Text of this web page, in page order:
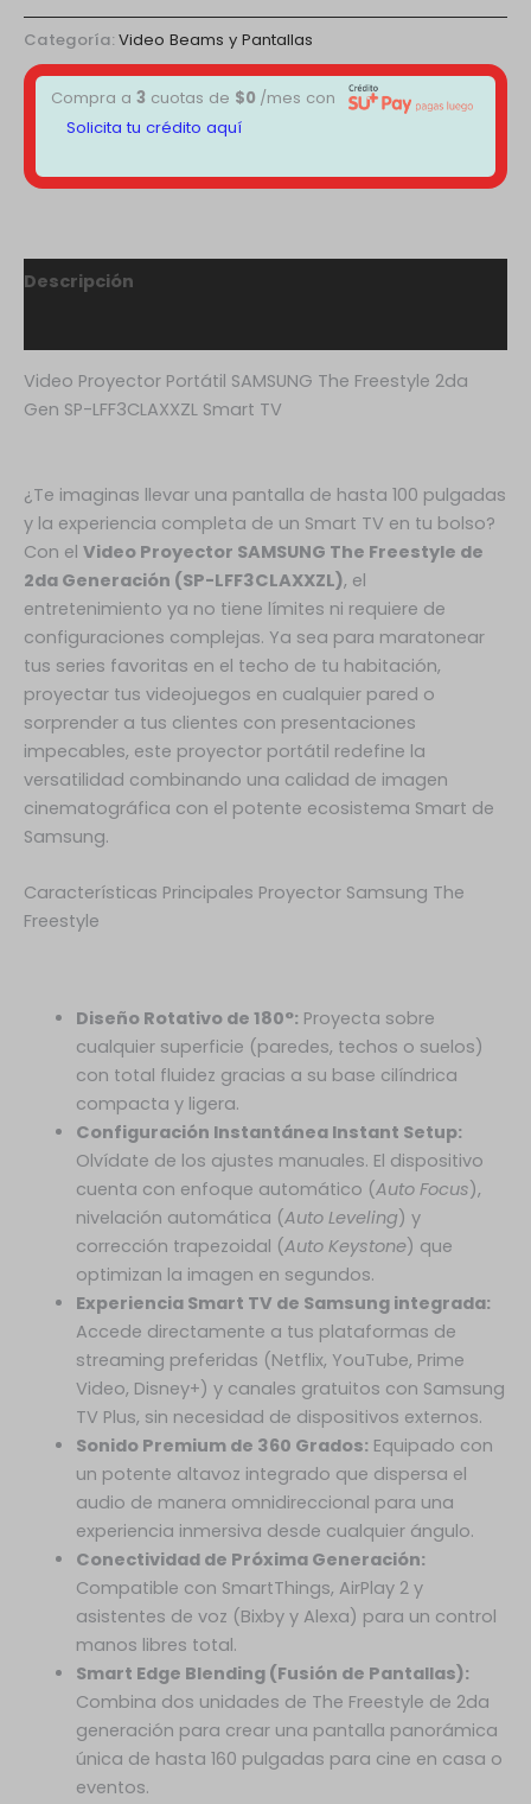
Categoría: Video Beams y Pantallas
Compra a3 cuotas de $0 /mes con
Solicita tu crédito aquí
Descripción
Video Proyector Portátil SAMSUNG The Freestyle 2da
Gen SP-LFF3CLAXXZL Smart TV
¿Te imaginas llevar una pantalla de hasta 100 pulgadas
y la experiencia completa de un Smart TV en tu bolso?
Con el Video Proyector SAMSUNG The Freestyle de
2da Generación (SP-LFF3CLAXXZL), el
entretenimiento ya no tiene límites ni requiere de
configuraciones complejas. Ya sea para maratonear
tus series favoritas en el techo de tu habitación,
proyectar tus videojuegos en cualquier pared o
sorprender a tus clientes con presentaciones
impecables, este proyector portátil redefine la
versatilidad combinando una calidad de imagen
cinematográfica con el potente ecosistema Smart de
Samsung.
Características Principales Proyector Samsung The
Freestyle
Diseño Rotativo de 180°: Proyecta sobre
cualquier superficie (paredes, techos o suelos)
con total fluidez gracias a su base cilíndrica
compacta y ligera.
Configuración Instantánea Instant Setup:
Olvídate de los ajustes manuales. El dispositivo
cuenta con enfoque automático (Auto Focus),
nivelación automática (Auto Leveling) y
corrección trapezoidal (Auto Keystone) que
optimizan la imagen en segundos.
Experiencia Smart TV de Samsung integrada:
Accede directamente a tus plataformas de
streaming preferidas (Netflix, YouTube, Prime
Video, Disney+) y canales gratuitos con Samsung
TV Plus, sin necesidad de dispositivos externos.
Sonido Premium de 360 Grados: Equipado con
un potente altavoz integrado que dispersa el
audio de manera omnidireccional para una
experiencia inmersiva desde cualquier ángulo.
Conectividad de Próxima Generación:
Compatible con SmartThings, AirPlay 2 y
asistentes de voz (Bixby y Alexa) para un control
manos libres total.
Smart Edge Blending (Fusión de Pantallas):
Combina dos unidades de The Freestyle de 2da
generación para crear una pantalla panorámica
única de hasta 160 pulgadas para cine en casa o
eventos.